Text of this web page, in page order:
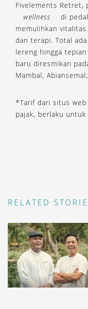
Fivelements Retret,
wellness
di
memulihkan
dan terapi. Total
lereng hingga
baru diresmikan
Mambal, Abiansemal;
*Tarif dari situs
pajak, berlaku
RELATED